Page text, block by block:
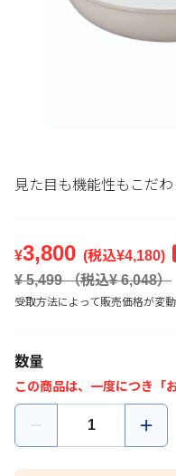
見た目も機能性もこだ
¥3,800 (税込¥4,180)
¥ 5,499（税込¥6,048）
受取方法によって販売価格が変
数量
この商品は、一度につき「